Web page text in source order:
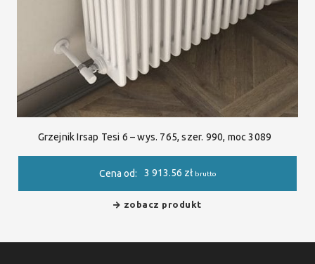
Grzejnik Irsap Tesi 6 – wys. 765, szer. 990, moc 3089
Cena od: 3 913.56 zł brutto
zobacz produkt